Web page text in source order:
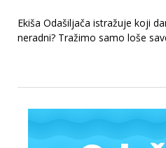
Ekiša Odašiljača istražuje koji
neradni? Tražimo samo loše